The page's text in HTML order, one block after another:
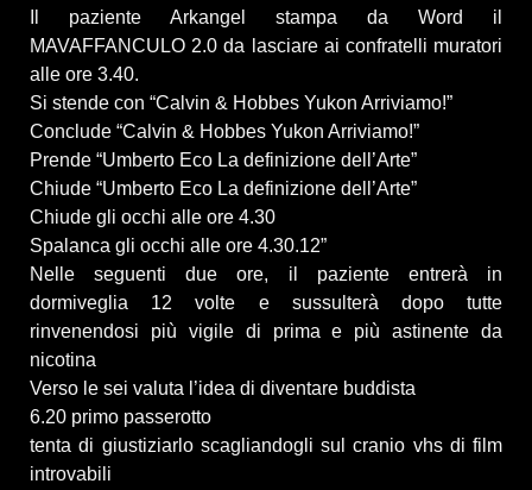
Il paziente Arkangel stampa da Word il
MAVAFFANCULO 2.0 da lasciare ai confratelli muratori
alle ore 3.40.
Si stende con “Calvin & Hobbes Yukon Arriviamo!”
Conclude “Calvin & Hobbes Yukon Arriviamo!”
Prende “Umberto Eco La definizione dell’Arte”
Chiude “Umberto Eco La definizione dell’Arte”
Chiude gli occhi alle ore 4.30
Spalanca gli occhi alle ore 4.30.12”
Nelle seguenti due ore, il paziente entrerà in
dormiveglia 12 volte e sussulterà dopo tutte
rinvenendosi più vigile di prima e più astinente da
nicotina
Verso le sei valuta l’idea di diventare buddista
6.20 primo passerotto
tenta di giustiziarlo scagliandogli sul cranio vhs di film
introvabili